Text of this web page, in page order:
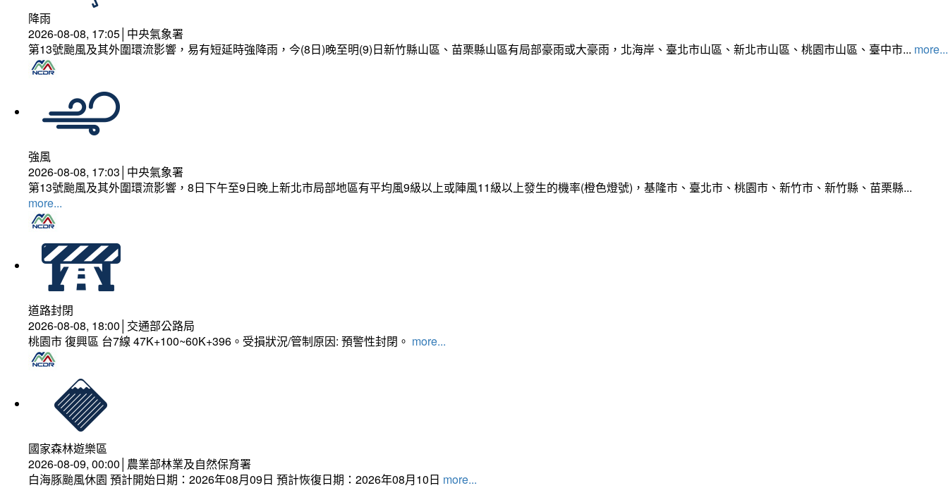
降雨
2026-08-08, 17:05│中央氣象署
第13號颱風及其外圍環流影響，易有短延時強降雨，今(8日)晚至明(9)日新竹縣山區、苗栗縣山區有局部豪雨或大豪雨，北海岸、臺北市山區、新北市山區、桃園市山區、臺中市... more...
強風
2026-08-08, 17:03│中央氣象署
第13號颱風及其外圍環流影響，8日下午至9日晚上新北市局部地區有平均風9級以上或陣風11級以上發生的機率(橙色燈號)，基隆市、臺北市、桃園市、新竹市、新竹縣、苗栗縣...
more...
道路封閉
2026-08-08, 18:00│交通部公路局
桃園市 復興區 台7線 47K+100~60K+396。受損狀況/管制原因: 預警性封閉。 more...
國家森林遊樂區
2026-08-09, 00:00│農業部林業及自然保育署
白海豚颱風休園 預計開始日期：2026年08月09日 預計恢復日期：2026年08月10日 more...